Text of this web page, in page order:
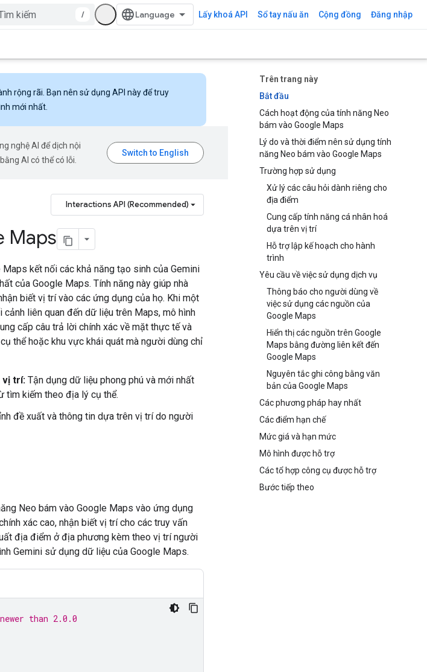
/ Lấy khoá API Sổ tay nấu ăn Cộng đồng Đăng nhập
Trên trang này
Bắt đầu
Cách hoạt động của tính năng Neo
bám vào Google Maps
Lý do và thời điểm nên sử dụng tính
năng Neo bám vào Google Maps
Trường hợp sử dụng
Xử lý các câu hỏi dành riêng cho
địa điểm
Cung cấp tính năng cá nhân hoá
dựa trên vị trí
Hỗ trợ lập kế hoạch cho hành
trình
Yêu cầu về việc sử dụng dịch vụ
Thông báo cho người dùng về
việc sử dụng các nguồn của
Google Maps
Hiển thị các nguồn trên Google
Maps bằng đường liên kết đến
Google Maps
Nguyên tắc ghi công bằng văn
bản của Google Maps
Các phương pháp hay nhất
Các điểm hạn chế
Mức giá và hạn mức
Mô hình được hỗ trợ
Các tổ hợp công cụ được hỗ trợ
Bước tiếp theo
rộng rãi. Bạn nên sử dụng API này để truy
mới nhất.
nghệ AI để dịch nội
AI có thể có lỗi.
Interactions API (Recommended)
Maps
kết nối các khả năng tạo sinh của Gemini
của Google Maps. Tính năng này giúp nhà
biết vị trí vào các ứng dụng của họ. Khi một
liên quan đến dữ liệu trên Maps, mô hình
cấp câu trả lời chính xác về mặt thực tế và
thể hoặc khu vực khái quát mà người dùng chỉ
vị trí: Tận dụng dữ liệu phong phú và mới nhất
tìm kiếm theo địa lý cụ thể.
đề xuất và thông tin dựa trên vị trí do người
Neo bám vào Google Maps vào ứng dụng
xác cao, nhận biết vị trí cho các truy vấn
địa điểm ở địa phương kèm theo vị trí người
Gemini sử dụng dữ liệu của Google Maps.
than 2.0.0